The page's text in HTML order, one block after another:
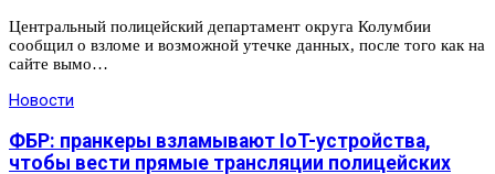
Центральный полицейский департамент округа Колумбии
сообщил о взломе и возможной утечке данных, после того как на
сайте вымо…
Новости
ФБР: пранкеры взламывают IoT-устройства,
чтобы вести прямые трансляции полицейских